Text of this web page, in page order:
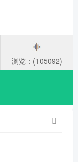
浏览：(105092)